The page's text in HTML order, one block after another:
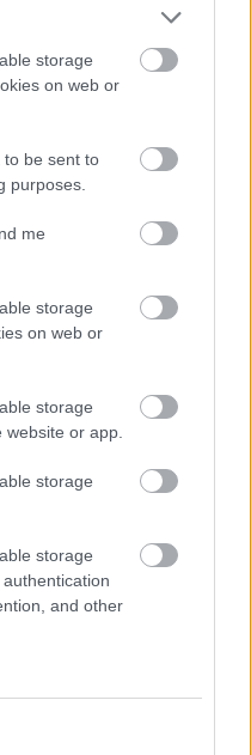
storage
on web or
to be sent to
purposes.
me
storage
on web or
storage
or app.
storage
storage
and other
kép!